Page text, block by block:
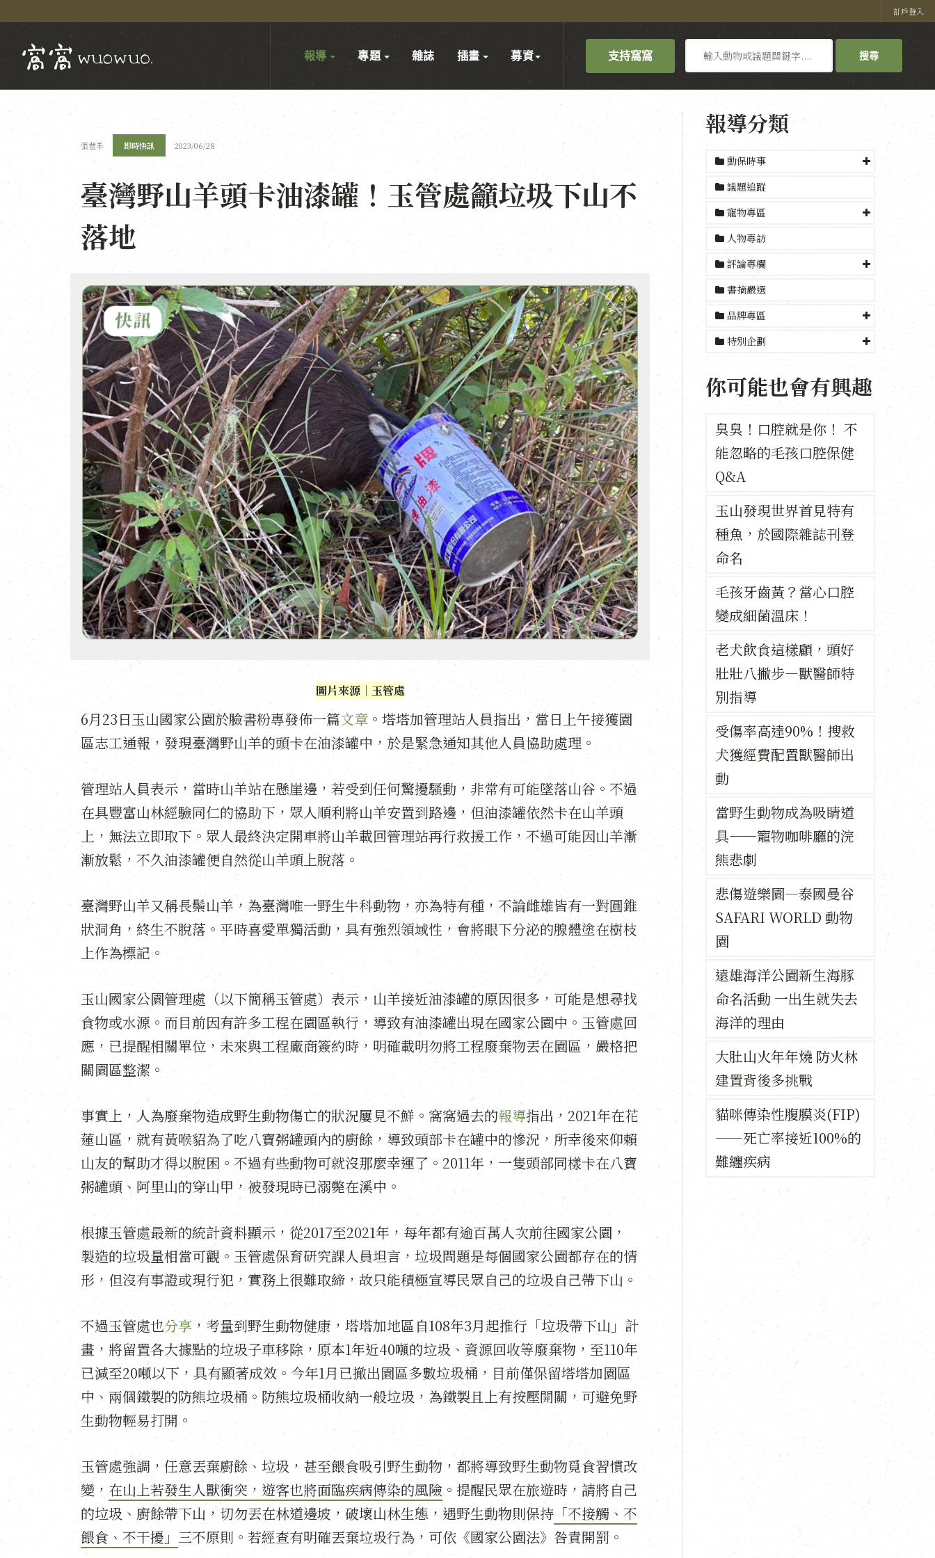
訂戶登入
支持窩窩
尋
搜尋
報導 專題 雜誌 插畫 募資
張愷丰 即時快訊 2023/06/28
臺灣野山羊頭卡油漆罐！玉管處籲垃圾下山不
落地
圖片來源｜玉管處
6月23日玉山國家公園於臉書粉專發佈一篇文章 。塔塔加管理站人員指出，當日上午接獲園
區志工通報，發現臺灣野山羊的頭卡在油漆罐中，於是緊急通知其他人員協助處理。
管理站人員表示，當時山羊站在懸崖邊，若受到任何驚擾騷動，非常有可能墜落山谷。不過
在具豐富山林經驗同仁的協助下，眾人順利將山羊安置到路邊，但油漆罐依然卡在山羊頭
上，無法立即取下。眾人最終決定開車將山羊載回管理站再行救援工作，不過可能因山羊漸
漸放鬆，不久油漆罐便自然從山羊頭上脫落。
臺灣野山羊又稱長鬃山羊，為臺灣唯一野生牛科動物，亦為特有種，不論雌雄皆有一對圓錐
狀洞角，終生不脫落。平時喜愛單獨活動，具有強烈領域性，會將眼下分泌的腺體塗在樹枝
上作為標記。
玉山國家公園管理處（以下簡稱玉管處）表示，山羊接近油漆罐的原因很多，可能是想尋找
食物或水源。而目前因有許多工程在園區執行，導致有油漆罐出現在國家公園中。玉管處回
應，已提醒相關單位，未來與工程廠商簽約時，明確載明勿將工程廢棄物丟在園區，嚴格把
關園區整潔。
事實上，人為廢棄物造成野生動物傷亡的狀況屢見不鮮。窩窩過去的報導指出，2021年在花
蓮山區，就有黃喉貂為了吃八寶粥罐頭內的廚餘，導致頭部卡在罐中的慘況，所幸後來仰賴
山友的幫助才得以脫困。不過有些動物可就沒那麼幸運了。2011年，一隻頭部同樣卡在八寶
粥罐頭、阿里山的穿山甲，被發現時已溺斃在溪中。
根據玉管處最新的統計資料顯示，從2017至2021年，每年都有逾百萬人次前往國家公園，
製造的垃圾量相當可觀。玉管處保育研究課人員坦言，垃圾問題是每個國家公園都存在的情
形，但沒有事證或現行犯，實務上很難取締，故只能積極宣導民眾自己的垃圾自己帶下山。
不過玉管處也分享 ，考量到野生動物健康，塔塔加地區自108年3月起推行「垃圾帶下山」計
畫，將留置各大據點的垃圾子車移除，原本1年近40噸的垃圾、資源回收等廢棄物，至110年
已減至20噸以下，具有顯著成效。今年1月已撤出園區多數垃圾桶，目前僅保留塔塔加園區
中、兩個鐵製的防熊垃圾桶。防熊垃圾桶收納一般垃圾，為鐵製且上有按壓開關，可避免野
生動物輕易打開。
玉管處強調，任意丟棄廚餘、垃圾，甚至餵食吸引野生動物，都將導致野生動物覓食習慣改
變， 在山上若發生人獸衝突，遊客也將面臨疾病傳染的風險 。提醒民眾在旅遊時，請將自己
的垃圾、廚餘帶下山，切勿丟在林道邊坡，破壞山林生態，遇野生動物則保持 「不接觸、不
餵食、不干擾」 三不原則。若經查有明確丟棄垃圾行為，可依《國家公園法》咎責開罰。
報導分類
動保時事
議題追蹤
寵物專區
人物專訪
評論專欄
書摘嚴選
品牌專區
特別企劃
你可能也會有興趣
臭臭！口腔就是你！ 不
能忽略的毛孩口腔保健
Q&A
玉山發現世界首見特有
種魚，於國際雜誌刊登
命名
毛孩牙齒黃？當心口腔
變成細菌溫床！
老犬飲食這樣顧，頭好
壯壯八撇步—獸醫師特
別指導
受傷率高達90%！搜救
犬獲經費配置獸醫師出
動
當野生動物成為吸睛道
具——寵物咖啡廳的浣
熊悲劇
悲傷遊樂園—泰國曼谷
SAFARI WORLD 動物
園
遠雄海洋公園新生海豚
命名活動 一出生就失去
海洋的理由
大肚山火年年燒 防火林
建置背後多挑戰
貓咪傳染性腹膜炎(FIP)
——死亡率接近100%的
難纏疾病